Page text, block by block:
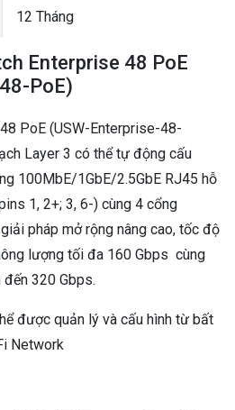
12 Tháng
Enterprise 48 PoE
PoE)
PoE (USW-Enterprise-48-
Layer 3 có thể tự động cấu
100MbE/1GbE/2.5GbE RJ45 hỗ
1, 2+; 3, 6-) cùng 4 cổng
pháp mở rộng nâng cao, tốc độ
lượng tối đa 160 Gbps cùng
320 Gbps.
được quản lý và cấu hình từ bất
Network